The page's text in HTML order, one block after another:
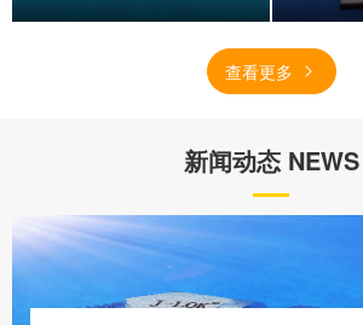
查看更多
新闻动态 NEWS